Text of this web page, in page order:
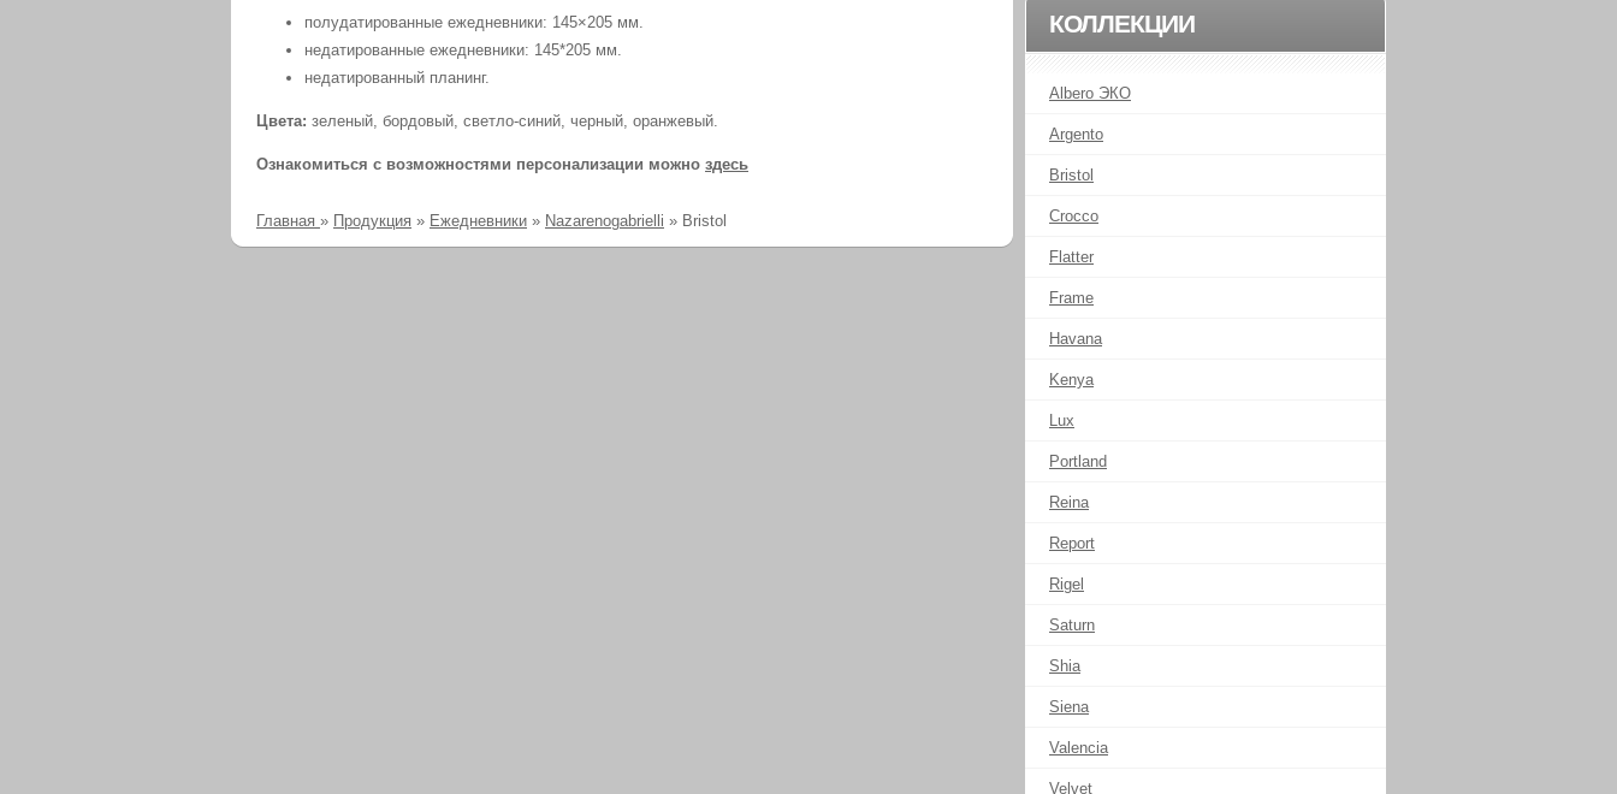
полудатированные ежедневники: 145×205 мм.
недатированные ежедневники: 145*205 мм.
недатированный планинг.
Цвета: зеленый, бордовый, светло-синий, черный, оранжевый.
Ознакомиться с возможностями персонализации можно здесь
Главная » Продукция » Ежедневники » Nazarenogabrielli » Bristol
КОЛЛЕКЦИИ
Albero ЭКО
Argento
Bristol
Crocco
Flatter
Frame
Havana
Kenya
Lux
Portland
Reina
Report
Rigel
Saturn
Shia
Siena
Valencia
Velvet